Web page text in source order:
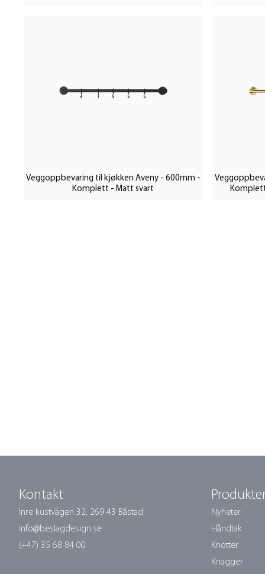
Veggoppbevaring til kjøkken Aveny - 600mm -
Komplett - Matt svart
Kontakt
Inre kustvägen 32, 269 43 Båstad
info@beslagdesign.se
(+47) 35 68 84 00
Nyheter
Håndtak
Knotter
Knagger